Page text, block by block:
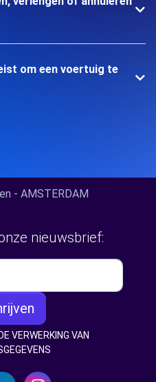
om een voertuig te
- AMSTERDAM
nieuwsbrief:
VERWERKING VAN